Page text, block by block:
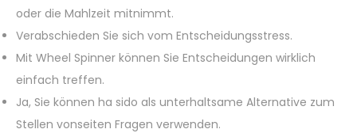
oder die Mahlzeit mitnimmt.
Verabschieden Sie sich vom Entscheidungsstress.
Mit Wheel Spinner können Sie Entscheidungen wirklich
einfach treffen.
Ja, Sie können ha sido als unterhaltsame Alternative zum
Stellen vonseiten Fragen verwenden.